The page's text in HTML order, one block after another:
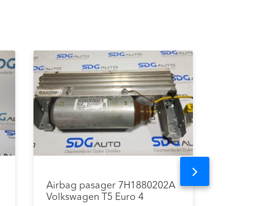
Airbag pasager 7H1880202A
Volkswagen T5 Euro 4
Next